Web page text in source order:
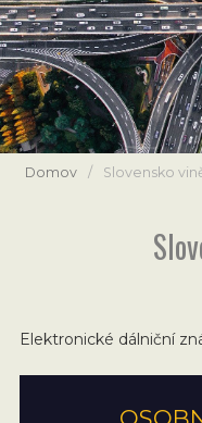
Domov / Slovensko
Elektronické dálniční